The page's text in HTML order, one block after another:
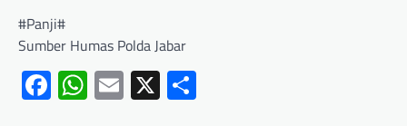
#Panji#
Sumber Humas Polda Jabar
Facebook
WhatsApp
Email
X